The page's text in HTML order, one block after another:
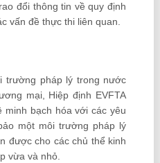
đổi thông tin về quy định
vấn đề thực thi liên quan.
trường pháp lý trong nước
mại, Hiệp định EVFTA
bạch hóa với các yêu
một môi trường pháp lý
được cho các chủ thể kinh
vừa và nhỏ.